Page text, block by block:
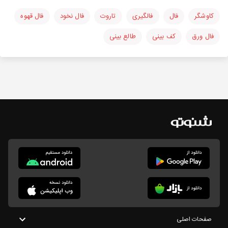
کاوشگر فال فالگیری تاروت فال نخود
فال قهوه
فال ورق
کف بینی طالع بینی
صفحات اصلی